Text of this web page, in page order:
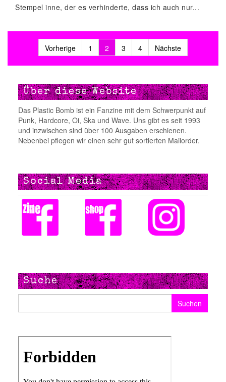
Stempel inne, der es verhinderte, dass ich auch nur...
Beitragsnavigation
Vorherige 1 2 3 4 Nächste
Über diese Website
Das Plastic Bomb ist ein Fanzine mit dem Schwerpunkt auf
Punk, Hardcore, Oi, Ska und Wave. Uns gibt es seit 1993
und inzwischen sind über 100 Ausgaben erschienen.
Nebenbei pflegen wir einen sehr gut sortierten Mailorder.
Social Media
Suche